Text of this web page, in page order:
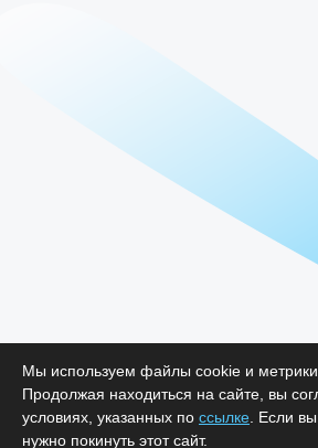
Мы используем файлы cookie и метрики
Продолжая находиться на сайте, вы
условиях, указанных по ссылке . Если
нужно покинуть этот сайт.